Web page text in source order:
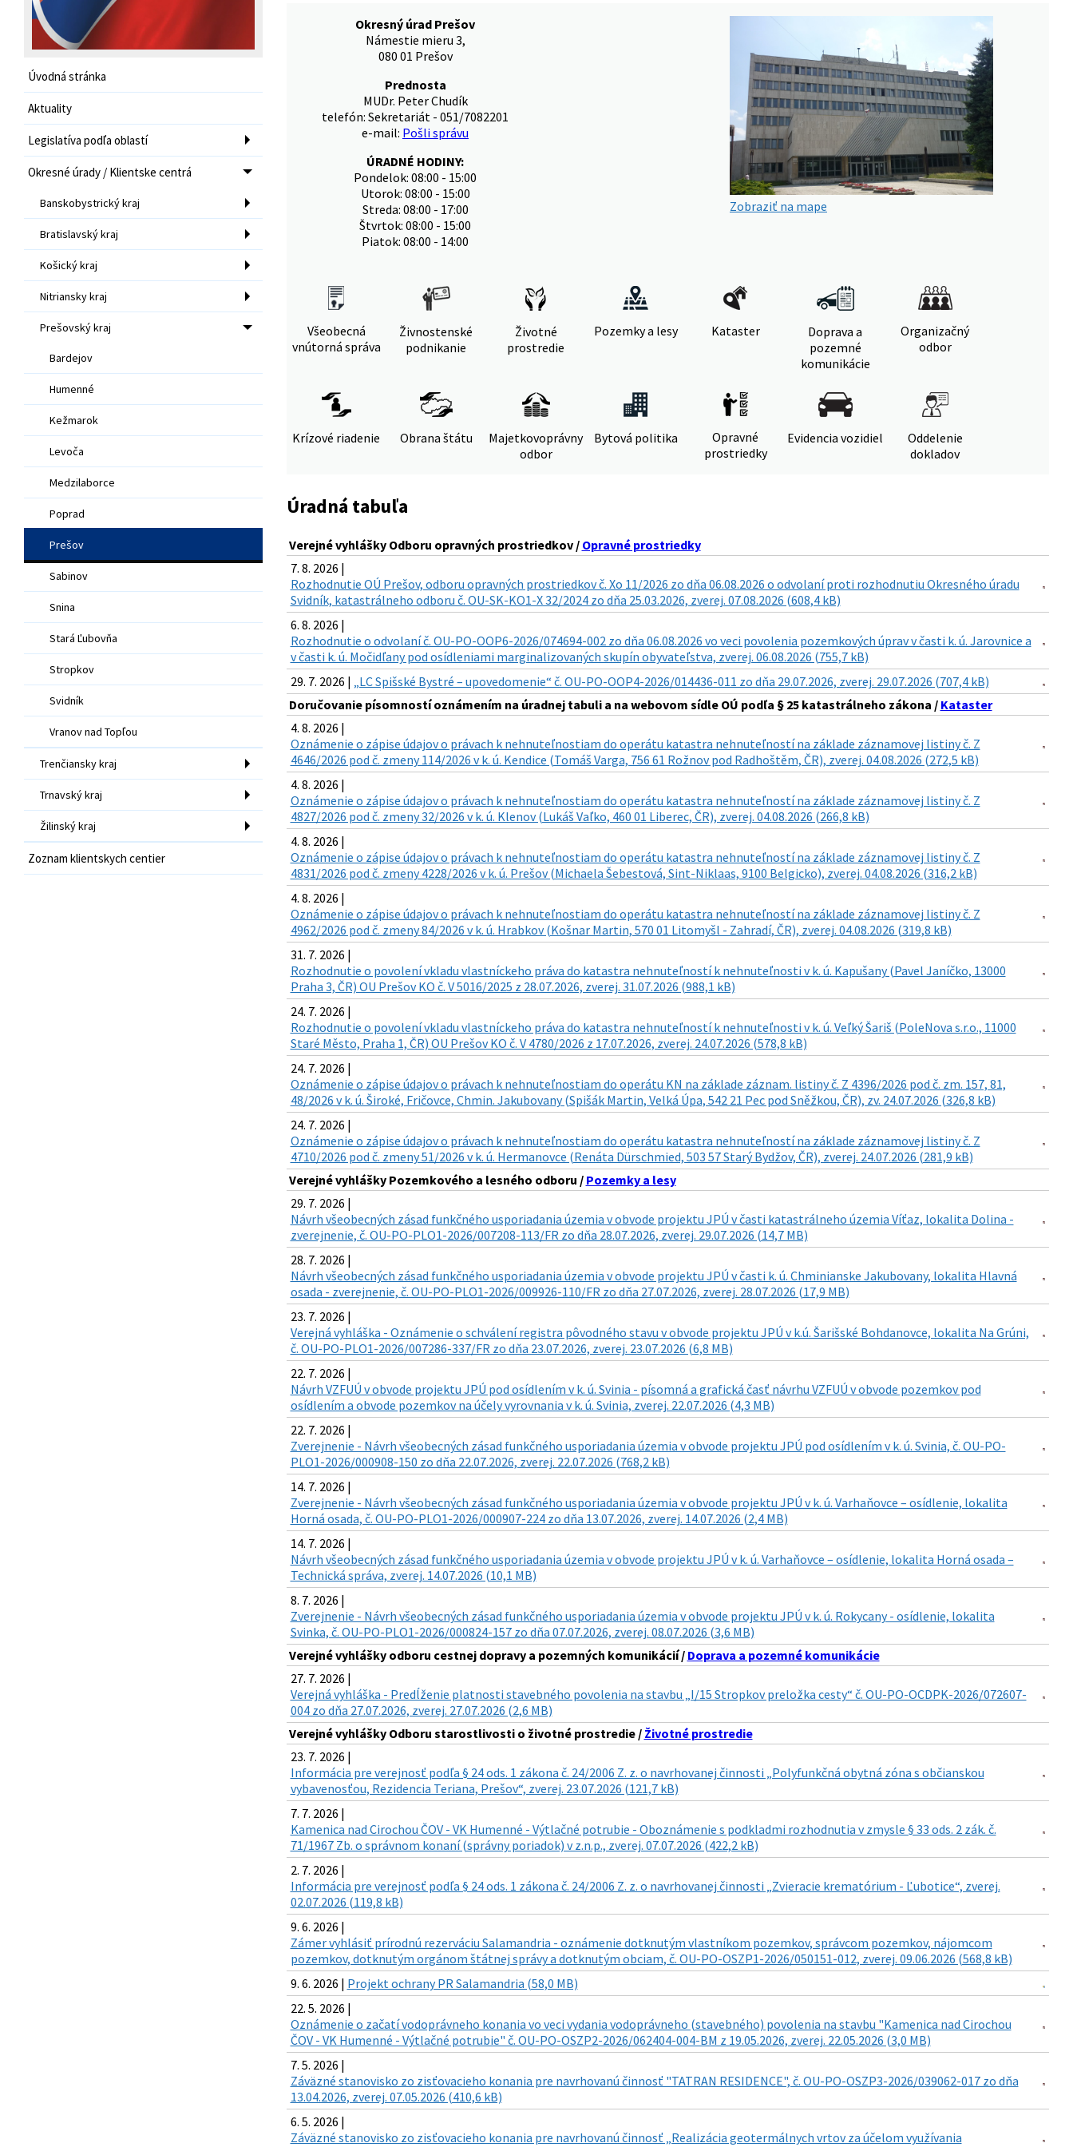
Úvodná stránka
Aktuality
Legislatíva podľa oblastí
Okresné úrady / Klientske centrá
Banskobystrický kraj
Bratislavský kraj
Košický kraj
Nitriansky kraj
Prešovský kraj
Bardejov
Humenné
Kežmarok
Levoča
Medzilaborce
Poprad
Prešov
Sabinov
Snina
Stará Ľubovňa
Stropkov
Svidník
Vranov nad Topľou
Trenčiansky kraj
Trnavský kraj
Žilinský kraj
Zoznam klientskych centier
Okresný úrad Prešov
Námestie mieru 3,
080 01 Prešov
Prednosta
MUDr. Peter Chudík
telefón: Sekretariát - 051/7082201
e-mail: Pošli správu
ÚRADNÉ HODINY:
Pondelok: 08:00 - 15:00
Utorok: 08:00 - 15:00
Streda: 08:00 - 17:00
Štvrtok: 08:00 - 15:00
Piatok: 08:00 - 14:00
Zobraziť na mape
Všeobecná
vnútorná správa
Živnostenské
podnikanie
Životné
prostredie
Pozemky a lesy Kataster
Doprava a
pozemné
komunikácie
Organizačný
odbor
Krízové riadenie Obrana štátu
Majetkovoprávny
odbor
Bytová politika
Opravné
prostriedky
Evidencia vozidiel
Oddelenie
dokladov
Úradná tabuľa
Verejné vyhlášky Odboru opravných prostriedkov / Opravné prostriedky
7. 8. 2026 |
Rozhodnutie OÚ Prešov, odboru opravných prostriedkov č. Xo 11/2026 zo dňa 06.08.2026 o odvolaní proti rozhodnutiu Okresného úradu
Svidník, katastrálneho odboru č. OU-SK-KO1-X 32/2024 zo dňa 25.03.2026, zverej. 07.08.2026 (608,4 kB)
6. 8. 2026 |
Rozhodnutie o odvolaní č. OU-PO-OOP6-2026/074694-002 zo dňa 06.08.2026 vo veci povolenia pozemkových úprav v časti k. ú. Jarovnice a
v časti k. ú. Močidľany pod osídleniami marginalizovaných skupín obyvateľstva, zverej. 06.08.2026 (755,7 kB)
29. 7. 2026 | „LC Spišské Bystré – upovedomenie“ č. OU-PO-OOP4-2026/014436-011 zo dňa 29.07.2026, zverej. 29.07.2026 (707,4 kB)
Doručovanie písomností oznámením na úradnej tabuli a na webovom sídle OÚ podľa § 25 katastrálneho zákona / Kataster
4. 8. 2026 |
Oznámenie o zápise údajov o právach k nehnuteľnostiam do operátu katastra nehnuteľností na základe záznamovej listiny č. Z
4646/2026 pod č. zmeny 114/2026 v k. ú. Kendice (Tomáš Varga, 756 61 Rožnov pod Radhoštěm, ČR), zverej. 04.08.2026 (272,5 kB)
4. 8. 2026 |
Oznámenie o zápise údajov o právach k nehnuteľnostiam do operátu katastra nehnuteľností na základe záznamovej listiny č. Z
4827/2026 pod č. zmeny 32/2026 v k. ú. Klenov (Lukáš Vaľko, 460 01 Liberec, ČR), zverej. 04.08.2026 (266,8 kB)
4. 8. 2026 |
Oznámenie o zápise údajov o právach k nehnuteľnostiam do operátu katastra nehnuteľností na základe záznamovej listiny č. Z
4831/2026 pod č. zmeny 4228/2026 v k. ú. Prešov (Michaela Šebestová, Sint-Niklaas, 9100 Belgicko), zverej. 04.08.2026 (316,2 kB)
4. 8. 2026 |
Oznámenie o zápise údajov o právach k nehnuteľnostiam do operátu katastra nehnuteľností na základe záznamovej listiny č. Z
4962/2026 pod č. zmeny 84/2026 v k. ú. Hrabkov (Košnar Martin, 570 01 Litomyšl - Zahradí, ČR), zverej. 04.08.2026 (319,8 kB)
31. 7. 2026 |
Rozhodnutie o povolení vkladu vlastníckeho práva do katastra nehnuteľností k nehnuteľnosti v k. ú. Kapušany (Pavel Janíčko, 13000
Praha 3, ČR) OU Prešov KO č. V 5016/2025 z 28.07.2026, zverej. 31.07.2026 (988,1 kB)
24. 7. 2026 |
Rozhodnutie o povolení vkladu vlastníckeho práva do katastra nehnuteľností k nehnuteľnosti v k. ú. Veľký Šariš (PoleNova s.r.o., 11000
Staré Město, Praha 1, ČR) OU Prešov KO č. V 4780/2026 z 17.07.2026, zverej. 24.07.2026 (578,8 kB)
24. 7. 2026 |
Oznámenie o zápise údajov o právach k nehnuteľnostiam do operátu KN na základe záznam. listiny č. Z 4396/2026 pod č. zm. 157, 81,
48/2026 v k. ú. Široké, Fričovce, Chmin. Jakubovany (Spišák Martin, Velká Úpa, 542 21 Pec pod Sněžkou, ČR), zv. 24.07.2026 (326,8 kB)
24. 7. 2026 |
Oznámenie o zápise údajov o právach k nehnuteľnostiam do operátu katastra nehnuteľností na základe záznamovej listiny č. Z
4710/2026 pod č. zmeny 51/2026 v k. ú. Hermanovce (Renáta Dürschmied, 503 57 Starý Bydžov, ČR), zverej. 24.07.2026 (281,9 kB)
Verejné vyhlášky Pozemkového a lesného odboru / Pozemky a lesy
29. 7. 2026 |
Návrh všeobecných zásad funkčného usporiadania územia v obvode projektu JPÚ v časti katastrálneho územia Víťaz, lokalita Dolina -
zverejnenie, č. OU-PO-PLO1-2026/007208-113/FR zo dňa 28.07.2026, zverej. 29.07.2026 (14,7 MB)
28. 7. 2026 |
Návrh všeobecných zásad funkčného usporiadania územia v obvode projektu JPÚ v časti k. ú. Chminianske Jakubovany, lokalita Hlavná
osada - zverejnenie, č. OU-PO-PLO1-2026/009926-110/FR zo dňa 27.07.2026, zverej. 28.07.2026 (17,9 MB)
23. 7. 2026 |
Verejná vyhláška - Oznámenie o schválení registra pôvodného stavu v obvode projektu JPÚ v k.ú. Šarišské Bohdanovce, lokalita Na Grúni,
č. OU-PO-PLO1-2026/007286-337/FR zo dňa 23.07.2026, zverej. 23.07.2026 (6,8 MB)
22. 7. 2026 |
Návrh VZFUÚ v obvode projektu JPÚ pod osídlením v k. ú. Svinia - písomná a grafická časť návrhu VZFUÚ v obvode pozemkov pod
osídlením a obvode pozemkov na účely vyrovnania v k. ú. Svinia, zverej. 22.07.2026 (4,3 MB)
22. 7. 2026 |
Zverejnenie - Návrh všeobecných zásad funkčného usporiadania územia v obvode projektu JPÚ pod osídlením v k. ú. Svinia, č. OU-PO-
PLO1-2026/000908-150 zo dňa 22.07.2026, zverej. 22.07.2026 (768,2 kB)
14. 7. 2026 |
Zverejnenie - Návrh všeobecných zásad funkčného usporiadania územia v obvode projektu JPÚ v k. ú. Varhaňovce – osídlenie, lokalita
Horná osada, č. OU-PO-PLO1-2026/000907-224 zo dňa 13.07.2026, zverej. 14.07.2026 (2,4 MB)
14. 7. 2026 |
Návrh všeobecných zásad funkčného usporiadania územia v obvode projektu JPÚ v k. ú. Varhaňovce – osídlenie, lokalita Horná osada –
Technická správa, zverej. 14.07.2026 (10,1 MB)
8. 7. 2026 |
Zverejnenie - Návrh všeobecných zásad funkčného usporiadania územia v obvode projektu JPÚ v k. ú. Rokycany - osídlenie, lokalita
Svinka, č. OU-PO-PLO1-2026/000824-157 zo dňa 07.07.2026, zverej. 08.07.2026 (3,6 MB)
Verejné vyhlášky odboru cestnej dopravy a pozemných komunikácií / Doprava a pozemné komunikácie
27. 7. 2026 |
Verejná vyhláška - Predĺženie platnosti stavebného povolenia na stavbu „I/15 Stropkov preložka cesty“ č. OU-PO-OCDPK-2026/072607-
004 zo dňa 27.07.2026, zverej. 27.07.2026 (2,6 MB)
Verejné vyhlášky Odboru starostlivosti o životné prostredie / Životné prostredie
23. 7. 2026 |
Informácia pre verejnosť podľa § 24 ods. 1 zákona č. 24/2006 Z. z. o navrhovanej činnosti „Polyfunkčná obytná zóna s občianskou
vybavenosťou, Rezidencia Teriana, Prešov“, zverej. 23.07.2026 (121,7 kB)
7. 7. 2026 |
Kamenica nad Cirochou ČOV - VK Humenné - Výtlačné potrubie - Oboznámenie s podkladmi rozhodnutia v zmysle § 33 ods. 2 zák. č.
71/1967 Zb. o správnom konaní (správny poriadok) v z.n.p., zverej. 07.07.2026 (422,2 kB)
2. 7. 2026 |
Informácia pre verejnosť podľa § 24 ods. 1 zákona č. 24/2006 Z. z. o navrhovanej činnosti „Zvieracie krematórium - Ľubotice“, zverej.
02.07.2026 (119,8 kB)
9. 6. 2026 |
Zámer vyhlásiť prírodnú rezerváciu Salamandria - oznámenie dotknutým vlastníkom pozemkov, správcom pozemkov, nájomcom
pozemkov, dotknutým orgánom štátnej správy a dotknutým obciam, č. OU-PO-OSZP1-2026/050151-012, zverej. 09.06.2026 (568,8 kB)
9. 6. 2026 | Projekt ochrany PR Salamandria (58,0 MB)
22. 5. 2026 |
Oznámenie o začatí vodoprávneho konania vo veci vydania vodoprávneho (stavebného) povolenia na stavbu "Kamenica nad Cirochou
ČOV - VK Humenné - Výtlačné potrubie" č. OU-PO-OSZP2-2026/062404-004-BM z 19.05.2026, zverej. 22.05.2026 (3,0 MB)
7. 5. 2026 |
Záväzné stanovisko zo zisťovacieho konania pre navrhovanú činnosť "TATRAN RESIDENCE", č. OU-PO-OSZP3-2026/039062-017 zo dňa
13.04.2026, zverej. 07.05.2026 (410,6 kB)
6. 5. 2026 |
Záväzné stanovisko zo zisťovacieho konania pre navrhovanú činnosť „Realizácia geotermálnych vrtov za účelom využívania